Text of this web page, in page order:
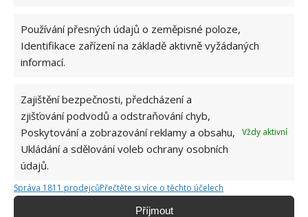
Používání přesných údajů o zeměpisné poloze,
Identifikace zařízení na základě aktivně vyžádaných
informací.
Zajištění bezpečnosti, předcházení a
zjišťování podvodů a odstraňování chyb,
Poskytování a zobrazování reklamy a obsahu,
Ukládání a sdělování voleb ochrany osobních
údajů.
Vždy aktivní
Správa 1811 prodejcůPřečtěte si více o těchto účelech
Příjmout